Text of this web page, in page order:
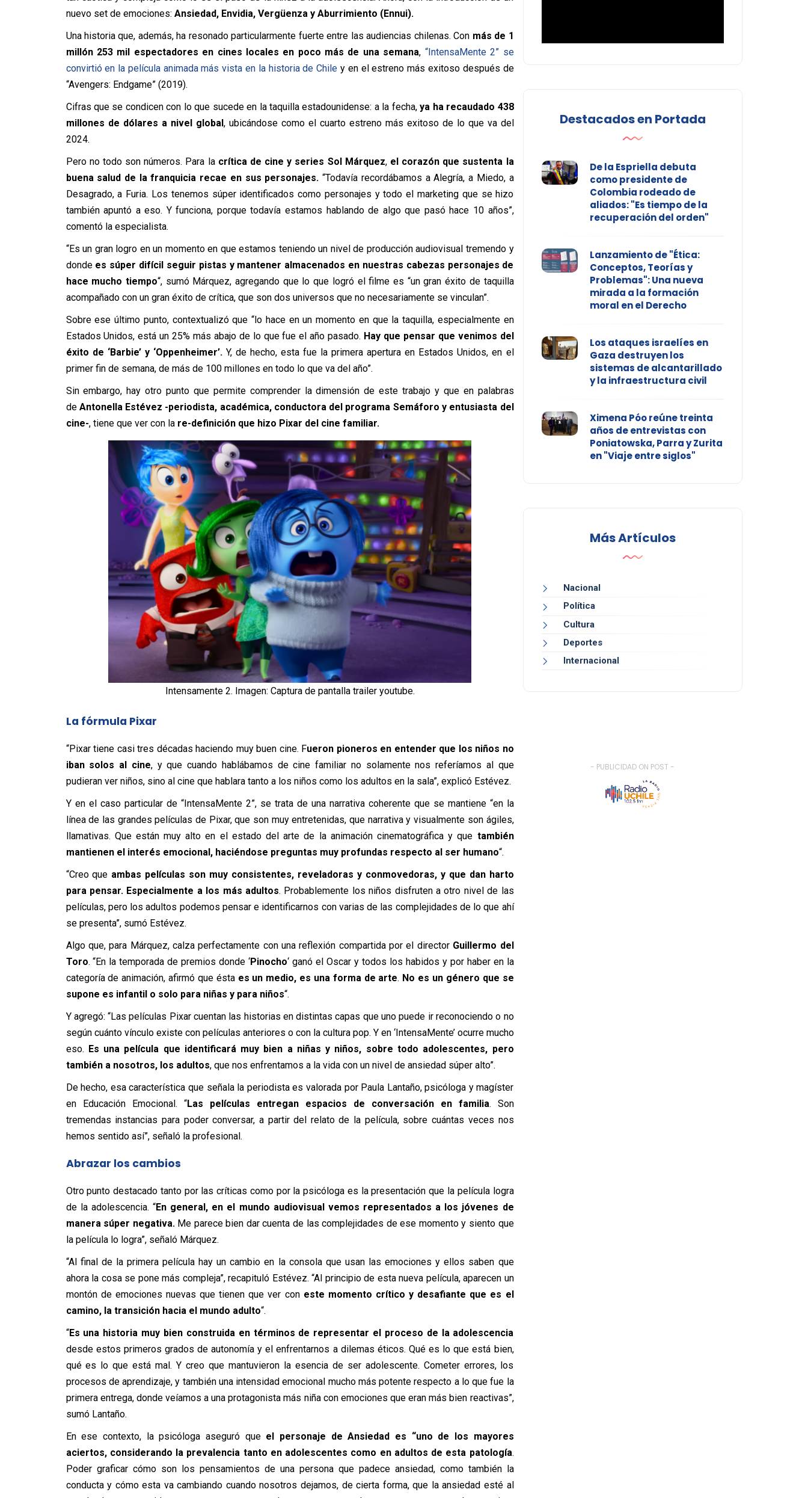
nuevo set de emociones: Ansiedad, Envidia, Vergüenza y Aburrimiento (Ennui).
Una historia que, además, ha resonado particularmente fuerte entre las audiencias chilenas. Con más de 1
millón 253 mil espectadores en cines locales en poco más de una semana, “IntensaMente 2” se
convirtió en la película animada más vista en la historia de Chile y en el estreno más exitoso después de
“Avengers: Endgame” (2019).
Cifras que se condicen con lo que sucede en la taquilla estadounidense: a la fecha,ya ha recaudado 438
millones de dólares a nivel global, ubicándose como el cuarto estreno más exitoso de lo que va del
2024.
Pero no todo son números. Para lacrítica de cine y series Sol Márquez, el corazón que sustenta la
buena salud de la franquicia recae en sus personajes. “Todavía recordábamos a Alegría, a Miedo, a
Desagrado, a Furia. Los tenemos súper identificados como personajes y todo el marketing que se hizo
también apuntó a eso. Y funciona, porque todavía estamos hablando de algo que pasó hace 10 años”,
comentó la especialista.
“Es un gran logro en un momento en que estamos teniendo un nivel de producción audiovisual tremendo y
dondees súper difícil seguir pistas y mantener almacenados en nuestras cabezas personajes de
hace mucho tiempo“, sumó Márquez, agregando que lo que logró el filme es “un gran éxito de taquilla
acompañado con un gran éxito de crítica, que son dos universos que no necesariamente se vinculan”.
Sobre ese último punto, contextualizó que “lo hace en un momento en que la taquilla, especialmente en
Estados Unidos, está un 25% más abajo de lo que fue el año pasado. Hay que pensar que venimos del
éxito de ‘Barbie’ y ‘Oppenheimer’.Y, de hecho, esta fue la primera apertura en Estados Unidos, en el
primer fin de semana, de más de 100 millones en todo lo que va del año”.
Sin embargo, hay otro punto que permite comprender la dimensión de este trabajo y que en palabras
de Antonella Estévez -periodista, académica, conductora del programa Semáforo y entusiasta del
cine-, tiene que ver con la re-definición que hizo Pixar del cine familiar.
Intensamente 2. Imagen: Captura de pantalla trailer youtube.
La fórmula Pixar
“Pixar tiene casi tres décadas haciendo muy buen cine. Fueron pioneros en entender que los niños no
iban solos al cine, y que cuando hablábamos de cine familiar no solamente nos referíamos al que
pudieran ver niños, sino al cine que hablara tanto a los niños como los adultos en la sala”, explicó Estévez.
Y en el caso particular de “IntensaMente 2”, se trata de una narrativa coherente que se mantiene “en la
línea de las grandes películas de Pixar, que son muy entretenidas, que narrativa y visualmente son ágiles,
llamativas. Que están muy alto en el estado del arte de la animación cinematográfica y que también
mantienen el interés emocional, haciéndose preguntas muy profundas respecto al ser humano“.
“Creo que ambas películas son muy consistentes, reveladoras y conmovedoras, y que dan harto
para pensar. Especialmente a los más adultos. Probablemente los niños disfruten a otro nivel de las
películas, pero los adultos podemos pensar e identificarnos con varias de las complejidades de lo que ahí
se presenta”, sumó Estévez.
Algo que, para Márquez, calza perfectamente con una reflexión compartida por el directorGuillermo del
Toro. “En la temporada de premios donde ‘Pinocho‘ ganó el Oscar y todos los habidos y por haber en la
categoría de animación, afirmó que ésta es un medio, es una forma de arte. No es un género que se
supone es infantil o solo para niñas y para niños“.
Y agregó: “Las películas Pixar cuentan las historias en distintas capas que uno puede ir reconociendo o no
según cuánto vínculo existe con películas anteriores o con la cultura pop. Y en ‘IntensaMente’ ocurre mucho
eso. Es una película que identificará muy bien a niñas y niños, sobre todo adolescentes, pero
también a nosotros, los adultos, que nos enfrentamos a la vida con un nivel de ansiedad súper alto”.
De hecho, esa característica que señala la periodista es valorada por Paula Lantaño, psicóloga y magíster
en Educación Emocional. “Las películas entregan espacios de conversación en familia. Son
tremendas instancias para poder conversar, a partir del relato de la película, sobre cuántas veces nos
hemos sentido así”, señaló la profesional.
Abrazar los cambios
Otro punto destacado tanto por las críticas como por la psicóloga es la presentación que la película logra
de la adolescencia. “En general, en el mundo audiovisual vemos representados a los jóvenes de
manera súper negativa.Me parece bien dar cuenta de las complejidades de ese momento y siento que
la película lo logra”, señaló Márquez.
“Al final de la primera película hay un cambio en la consola que usan las emociones y ellos saben que
ahora la cosa se pone más compleja”, recapituló Estévez. “Al principio de esta nueva película, aparecen un
montón de emociones nuevas que tienen que ver con este momento crítico y desafiante que es el
camino, la transición hacia el mundo adulto“.
“Es una historia muy bien construida en términos de representar el proceso de la adolescencia
desde estos primeros grados de autonomía y el enfrentarnos a dilemas éticos. Qué es lo que está bien,
qué es lo que está mal. Y creo que mantuvieron la esencia de ser adolescente. Cometer errores, los
procesos de aprendizaje, y también una intensidad emocional mucho más potente respecto a lo que fue la
primera entrega, donde veíamos a una protagonista más niña con emociones que eran más bien reactivas”,
sumó Lantaño.
En ese contexto, la psicóloga aseguró que el personaje de Ansiedad es “uno de los mayores
aciertos, considerando la prevalencia tanto en adolescentes como en adultos de esta patología.
Poder graficar cómo son los pensamientos de una persona que padece ansiedad, como también la
conducta y cómo esta va cambiando cuando nosotros dejamos, de cierta forma, que la ansiedad esté al
Destacados en Portada
De la Espriella debuta
como presidente de
Colombia rodeado de
aliados: "Es tiempo de la
recuperación del orden"
Lanzamiento de "Ética:
Conceptos, Teorías y
Problemas": Una nueva
mirada a la formación
moral en el Derecho
Los ataques israelíes en
Gaza destruyen los
sistemas de alcantarillado
y la infraestructura civil
Ximena Póo reúne treinta
años de entrevistas con
Poniatowska, Parra y Zurita
en "Viaje entre siglos"
Más Artículos
Nacional
Política
Cultura
Deportes
Internacional
- PUBLICIDAD ON POST -